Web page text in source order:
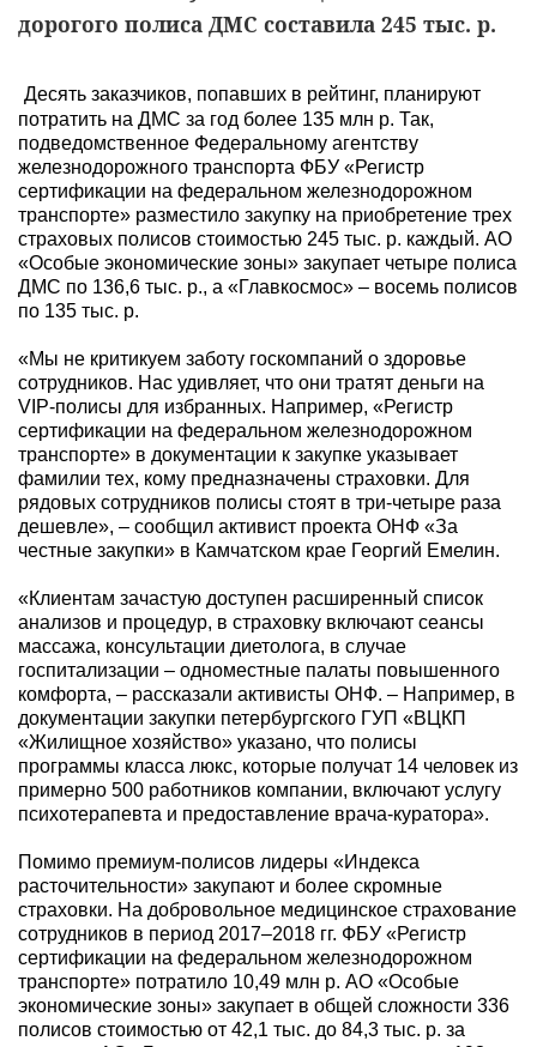
дорогого полиса ДМС составила 245 тыс. р.
Десять заказчиков, попавших в рейтинг, планируют
потратить на ДМС за год более 135 млн р. Так,
подведомственное Федеральному агентству
железнодорожного транспорта ФБУ «Регистр
сертификации на федеральном железнодорожном
транспорте» разместило закупку на приобретение трех
страховых полисов стоимостью 245 тыс. р. каждый. АО
«Особые экономические зоны» закупает четыре полиса
ДМС по 136,6 тыс. р., а «Главкосмос» – восемь полисов
по 135 тыс. р.
«Мы не критикуем заботу госкомпаний о здоровье
сотрудников. Нас удивляет, что они тратят деньги на
VIP-полисы для избранных. Например, «Регистр
сертификации на федеральном железнодорожном
транспорте» в документации к закупке указывает
фамилии тех, кому предназначены страховки. Для
рядовых сотрудников полисы стоят в три-четыре раза
дешевле», – сообщил активист проекта ОНФ «За
честные закупки» в Камчатском крае Георгий Емелин.
«Клиентам зачастую доступен расширенный список
анализов и процедур, в страховку включают сеансы
массажа, консультации диетолога, в случае
госпитализации – одноместные палаты повышенного
комфорта, – рассказали активисты ОНФ. – Например, в
документации закупки петербургского ГУП «ВЦКП
«Жилищное хозяйство» указано, что полисы
программы класса люкс, которые получат 14 человек из
примерно 500 работников компании, включают услугу
психотерапевта и предоставление врача-куратора».
Помимо премиум-полисов лидеры «Индекса
расточительности» закупают и более скромные
страховки. На добровольное медицинское страхование
сотрудников в период 2017–2018 гг. ФБУ «Регистр
сертификации на федеральном железнодорожном
транспорте» потратило 10,49 млн р. АО «Особые
экономические зоны» закупает в общей сложности 336
полисов стоимостью от 42,1 тыс. до 84,3 тыс. р. за